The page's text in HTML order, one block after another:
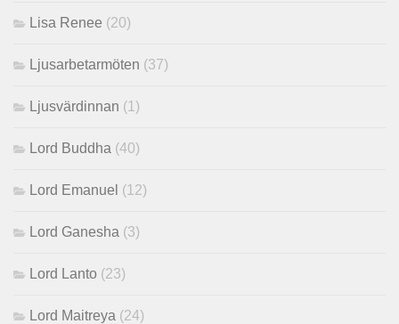
Lisa Renee (20)
Ljusarbetarmöten (37)
Ljusvärdinnan (1)
Lord Buddha (40)
Lord Emanuel (12)
Lord Ganesha (3)
Lord Lanto (23)
Lord Maitreya (24)